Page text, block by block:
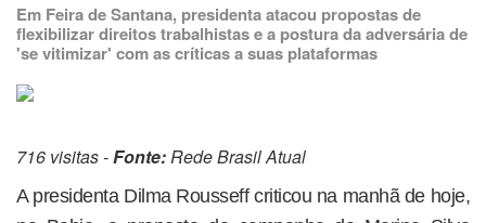
Em Feira de Santana, presidenta atacou propostas de
flexibilizar direitos trabalhistas e a postura da adversária de
'se vitimizar' com as críticas a suas plataformas
716 visitas -Fonte:Rede Brasil Atual
A presidenta Dilma Rousseff criticou na manhã de hoje,